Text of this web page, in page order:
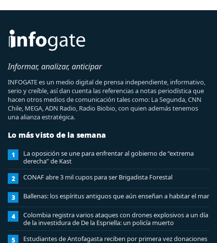
Informar, analizar, anticipar
INFOGATE es un medio digital de prensa independiente, informativo,
serio y creíble, así dan cuenta las referencias a notas periodística que
hacen otros medios de comunicación tales como: La Segunda, CNN
Chile, MEGA, ADN Radio, Radio Biobio, con quien además tenemos
una alianza estratégica.
Lo más visto de la semana
1
La oposición se une para enfrentar al gobierno de “extrema
derecha” de Kast
2 CONAF abre 3 mil cupos para ser Brigadista Forestal
3 Ballenas: los espíritus antiguos que aún enseñan a habitar el mar
4
Colombia registra varios ataques con drones explosivos a un día
de la investidura de De la Espriella: un policía muerto
5
Estudiantes de Antofagasta reciben por primera vez donaciones